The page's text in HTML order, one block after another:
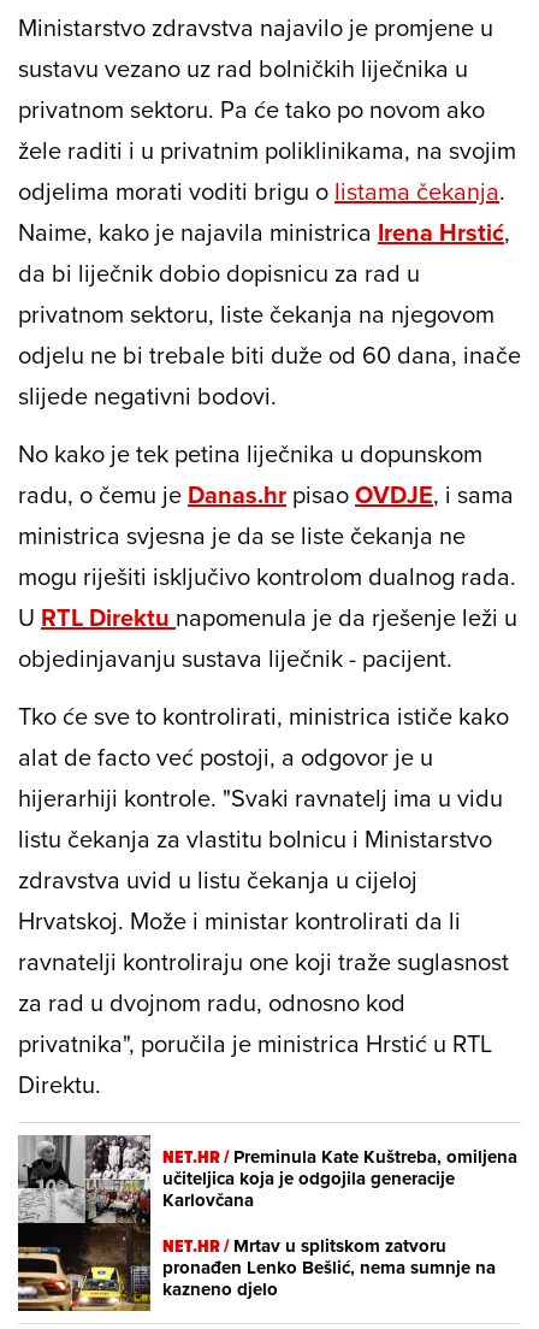
Ministarstvo zdravstva najavilo je promjene u
sustavu vezano uz rad bolničkih liječnika u
privatnom sektoru. Pa će tako po novom ako
žele raditi i u privatnim poliklinikama, na svojim
odjelima morati voditi brigu o listama čekanja.
Naime, kako je najavila ministrica Irena Hrstić,
da bi liječnik dobio dopisnicu za rad u
privatnom sektoru, liste čekanja na njegovom
odjelu ne bi trebale biti duže od 60 dana, inače
slijede negativni bodovi.
No kako je tek petina liječnika u dopunskom
radu, o čemu je Danas.hr pisaoOVDJE, i sama
ministrica svjesna je da se liste čekanja ne
mogu riješiti isključivo kontrolom dualnog rada.
U RTL Direktu napomenula je da rješenje leži u
objedinjavanju sustava liječnik - pacijent.
Tko će sve to kontrolirati, ministrica ističe kako
alat de facto već postoji, a odgovor je u
hijerarhiji kontrole. "Svaki ravnatelj ima u vidu
listu čekanja za vlastitu bolnicu i Ministarstvo
zdravstva uvid u listu čekanja u cijeloj
Hrvatskoj. Može i ministar kontrolirati da li
ravnatelji kontroliraju one koji traže suglasnost
za rad u dvojnom radu, odnosno kod
privatnika", poručila je ministrica Hrstić u RTL
Direktu.
NET.HR /Preminula Kate Kuštreba, omiljena
učiteljica koja je odgojila generacije
Karlovčana
NET.HR /Mrtav u splitskom zatvoru
pronađen Lenko Bešlić, nema sumnje na
kazneno djelo